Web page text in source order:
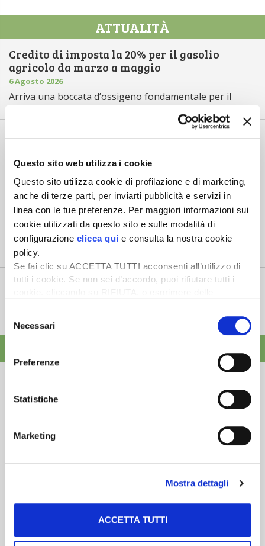
Questo sito web utilizza i cookie
Questo sito utilizza cookie di profilazione e di marketing,
anche di terze parti, per inviarti pubblicità e servizi in
linea con le tue preferenze. Per maggiori informazioni sui
cookie utilizzati da questo sito e sulle modalità di
configurazione clicca qui e consulta la nostra cookie
policy.
Se fai clic su ACCETTA TUTTI acconsenti all’utilizzo di
tutti i cookie. Se non sei d’accordo, puoi rifiutare tutti i
desideri accettare e cliccando ACCETTA SELEZIONATI.
delNecessari
Preferenze
Statistiche
Marketing
Mostra dettagli
ACCETTA TUTTI
ATTUALITÀ
Credito di imposta la 20% per il gasolio
agricolo da marzo a maggio
6 Agosto 2026
Arriva una boccata d’ossigeno fondamentale per il
Il “ColtivaItalia” passa e va all’esame del
6 Agosto 2026
“Oggi 6 agosto, la Camera ha approvato il Coltivaitalia,
il provvedimen...
Mercato in crescita per l’agricoltura 4.0
5 Agosto 2026
Nel 2025, in Italia, l’agricoltura 4.0 è tornata al valore
record di 2,5 mili...
Saldi Pac: ogni anno entro fine gennaio
tempistica predefinita e r...